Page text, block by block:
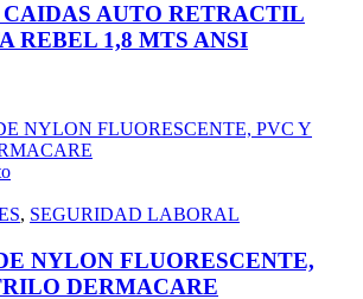
AUTO RETRACTIL
REBEL 1,8 MTS ANSI
, SEGURIDAD LABORAL
NYLON FLUORESCENTE,
DERMACARE